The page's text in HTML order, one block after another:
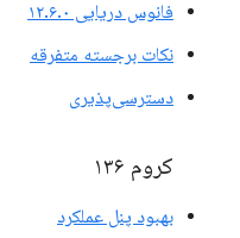
فانوس دریایی ۱۲.۶.۰
نکات برجسته متفرقه
دسترسی‌پذیری
کروم ۱۳۶
بهبود پنل عملکرد